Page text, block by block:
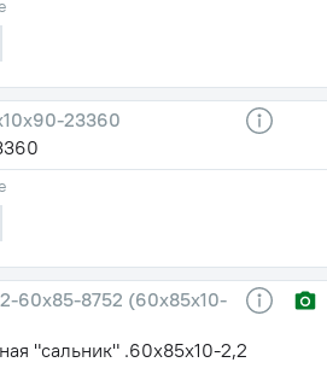
23360
60х85-8752 (60х85х10-
"сальник" .60х85х10-2,2